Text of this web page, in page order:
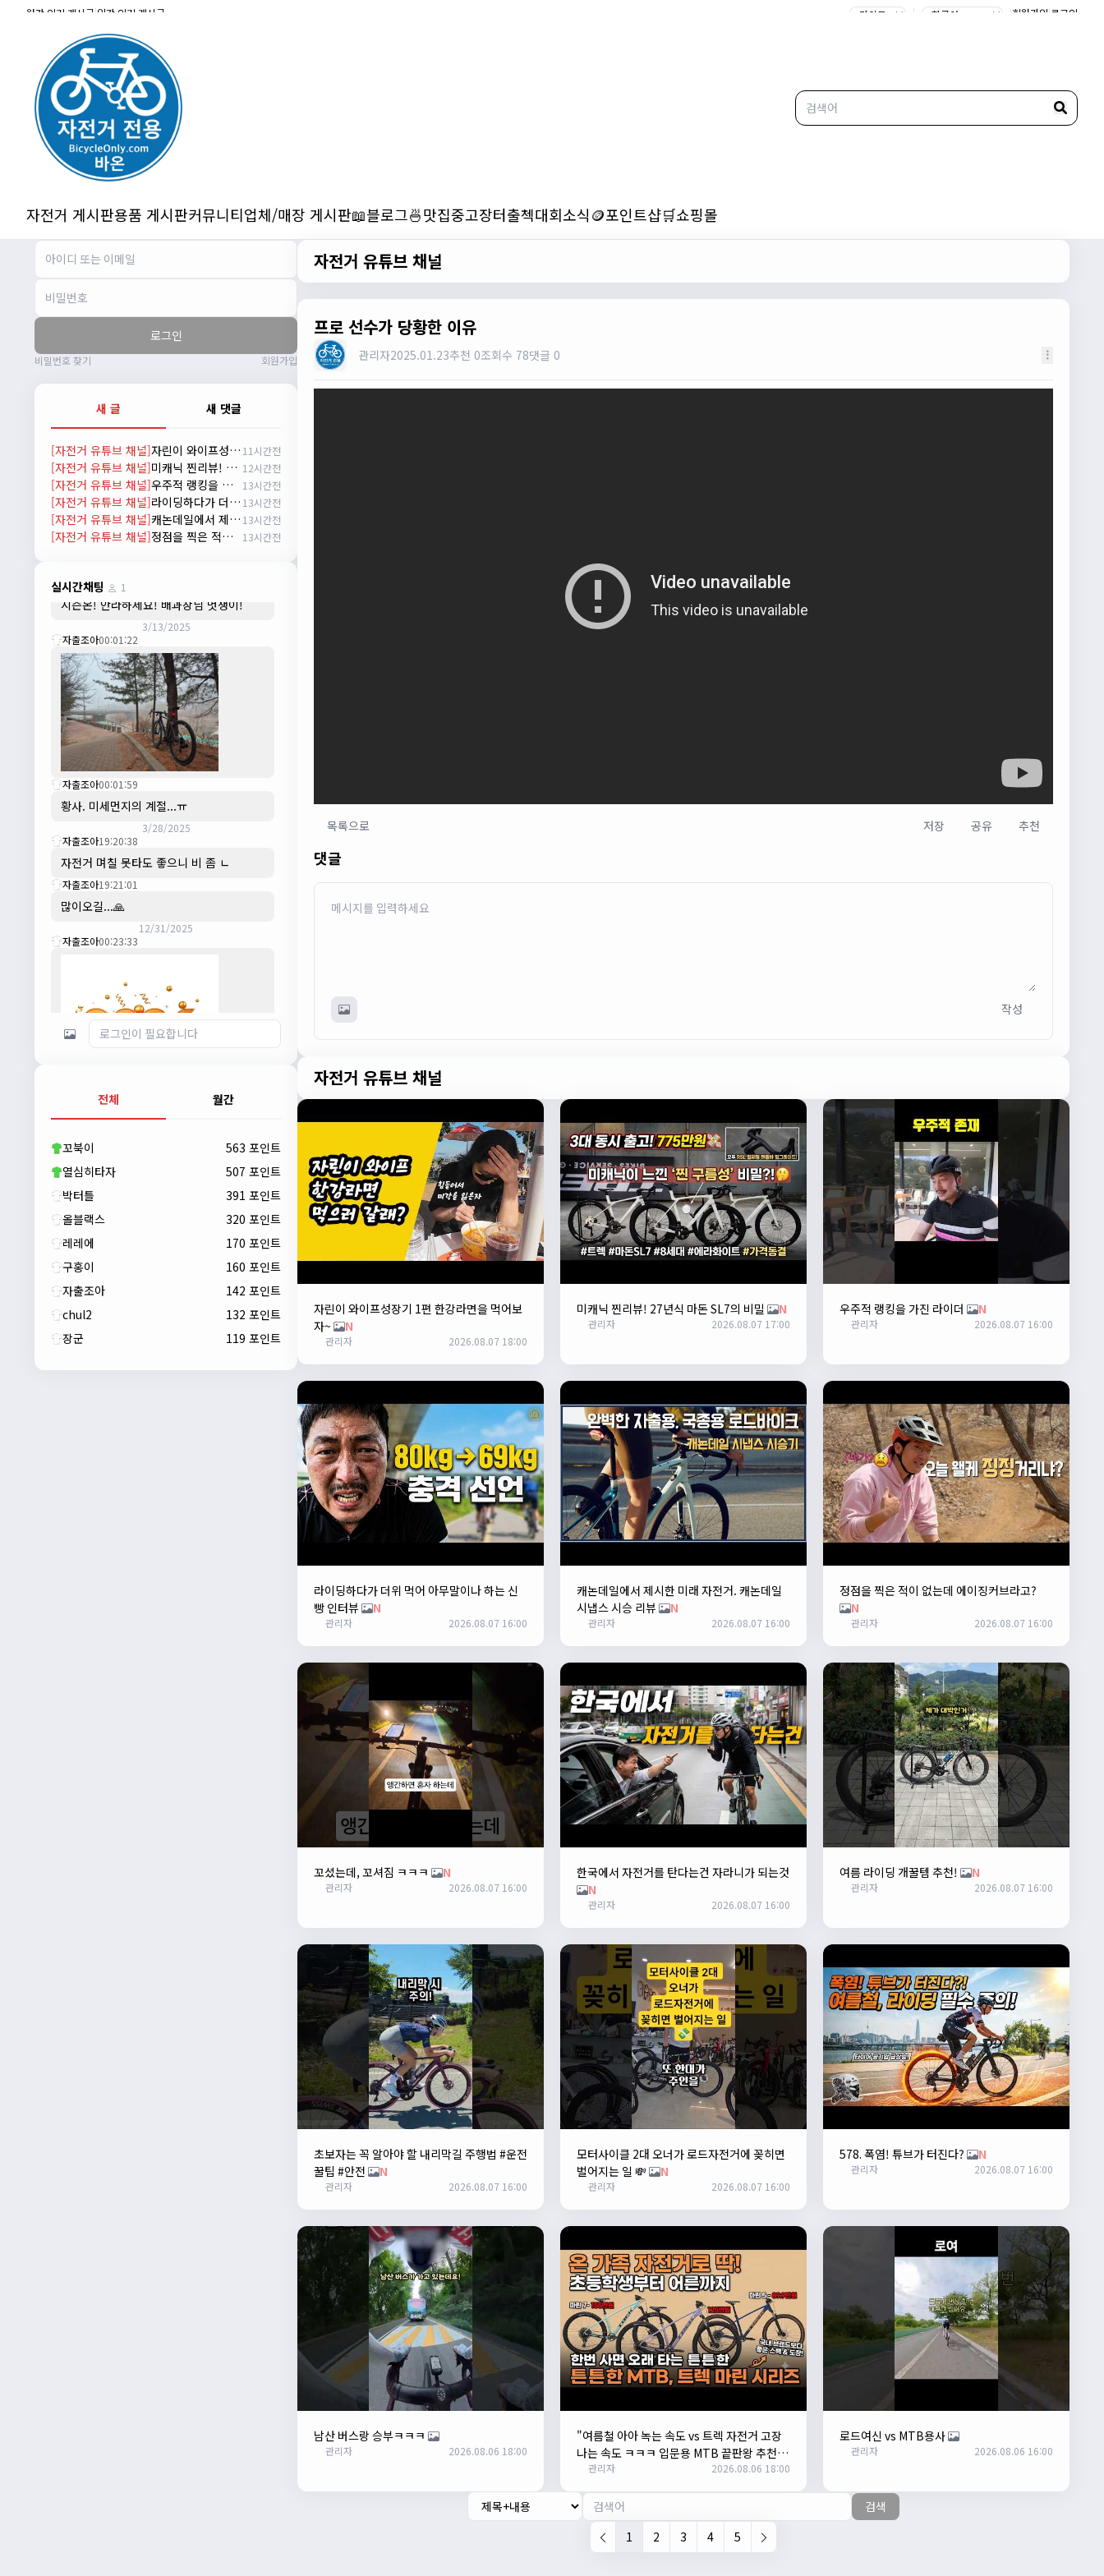
월간 인기 게시글|일간 인기 게시글 | |회원가입|로그인
자전거 게시판용품 게시판커뮤니티업체/매장 게시판📖블로그🍜맛집중고장터출첵대회소식🪙포인트샵🛒쇼핑몰
로그인
비밀번호 찾기 회원가입
새 글 새 댓글
[자전거 유튜브 채널] 자린이 와이프성장기 1편 한강라면을 먹어보자~ 11시간전
[자전거 유튜브 채널] 미캐닉 찐리뷰! 27년식 마돈 SL7의 비밀 12시간전
[자전거 유튜브 채널] 우주적 랭킹을 가진 라이더 13시간전
[자전거 유튜브 채널] 라이딩하다가 더위 먹어 아무말이나 하는 신빵 인터뷰 13시간전
[자전거 유튜브 채널] 캐논데일에서 제시한 미래 자전거. 캐논데일 시냅스 시승 리뷰 13시간전
[자전거 유튜브 채널] 정점을 찍은 적이 없는데 에이징커브라고? 13시간전
실시간채팅 1
잔차나라 화이팅!!
감사합니다 파이팅!!!!
2/14/2025
서준22:03:11
저 첫 로드로 힉스 바버비 살려하는데 괜찮
나요?
2/16/2025
자출조아15:14:23
시즌온 하신 분들 모두 안라하세요~~
서준 20:17:55
시즌온이랑 안라가 몬가요?
진우 01:50:08
시즌온은 시즌이 시작됬다는거고 안라는
안전한 라이딩으로 알고있습니다
자출조아03:19:07
시즌이 곧 다가오네요 ^^ 모두 안전한 라이
딩 하시기 바랍니다
자출조아18:44:23
넵!! 잔차나라도 시즌온과 함께 바쁜 하루
하루 보내세요~~
3/1/2025
자출조아08:54:33
수도권은 3.1절 연휴 비소식...ㅠ ㅠ
JIWOON23:26:13
시즌온! 안라하세요! 배과장님 멋쟁이!
3/13/2025
자출조아00:01:22
자출조아00:01:59
황사. 미세먼지의 계절...ㅠ
3/28/2025
자출조아19:20:38
자전거 며칠 못타도 좋으니 비 좀 ㄴ
자출조아19:21:01
많이오길...🙏
12/31/2025
자출조아00:23:33
새해 복많이 받으세요!!
자출조아00:23:55
새해 복많이 받으세요!!
전체 월간
꼬북이
563 포인트
열심히타자
507 포인트
박터틀
391 포인트
올블랙스
320 포인트
레레에
170 포인트
구홍이
160 포인트
자출조아
142 포인트
chul2
132 포인트
장군
119 포인트
자전거 유튜브 채널
프로 선수가 당황한 이유
관리자2025.01.23추천 0조회수 78댓글 0
목록으로 저장 공유 추천
댓글
작성
자전거 유튜브 채널
자린이 와이프성장기 1편 한강라면을 먹어보
자~
N
관리자 2026.08.07 18:00
미캐닉 찐리뷰! 27년식 마돈 SL7의 비밀 N
관리자 2026.08.07 17:00
우주적 랭킹을 가진 라이더 N
관리자 2026.08.07 16:00
라이딩하다가 더위 먹어 아무말이나 하는 신
빵 인터뷰
N
관리자 2026.08.07 16:00
캐논데일에서 제시한 미래 자전거. 캐논데일
시냅스 시승 리뷰
N
관리자 2026.08.07 16:00
정점을 찍은 적이 없는데 에이징커브라고?
N
관리자 2026.08.07 16:00
꼬셨는데, 꼬셔짐 ㅋㅋㅋ N
관리자 2026.08.07 16:00
한국에서 자전거를 탄다는건 자라니가 되는것
N
관리자 2026.08.07 16:00
여름 라이딩 개꿀템 추천! N
관리자 2026.08.07 16:00
초보자는 꼭 알아야 할 내리막길 주행법 #운전
꿀팁 #안전
N
관리자 2026.08.07 16:00
모터사이클 2대 오너가 로드자전거에 꽂히면
벌어지는 일 💸
N
관리자 2026.08.07 16:00
578. 폭염! 튜브가 터진다? N
관리자 2026.08.07 16:00
남산 버스랑 승부ㅋㅋㅋ
관리자 2026.08.06 18:00
"여름철 아아 녹는 속도 vs 트렉 자전거 고장
나는 속도 ㅋㅋㅋ 입문용 MTB 끝판왕 추천"
관리자 2026.08.06 18:00
로드여신 vs MTB용사
관리자 2026.08.06 16:00
검색
1
2 3 4 5